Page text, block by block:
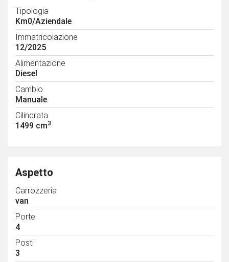
Tipologia
Km0/Aziendale
Immatricolazione
12/2025
Alimentazione
Diesel
Cambio
Manuale
Cilindrata
1499 cm3
Aspetto
Carrozzeria
van
Porte
4
Posti
3